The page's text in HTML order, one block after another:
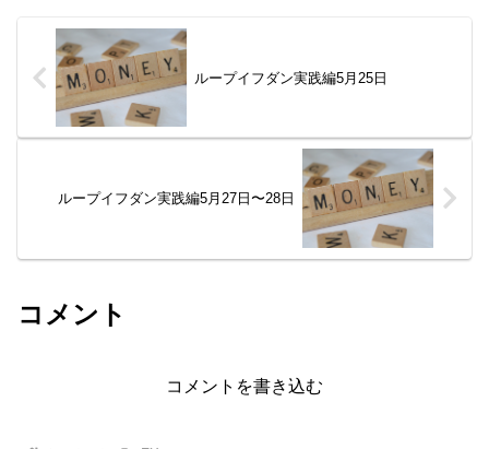
ループイフダン実践編5月25日
ループイフダン実践編5月27日〜28日
コメント
コメントを書き込む